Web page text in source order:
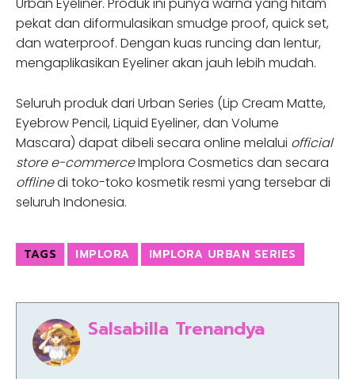
Urban Eyeliner. Produk ini punya warna yang hitam
pekat dan diformulasikan smudge proof, quick set,
dan waterproof. Dengan kuas runcing dan lentur,
mengaplikasikan Eyeliner akan jauh lebih mudah.
Seluruh produk dari Urban Series (Lip Cream Matte,
Eyebrow Pencil, Liquid Eyeliner, dan Volume
Mascara) dapat dibeli secara online melalui official
store e-commerceImplora Cosmetics dan secara
offlinedi toko-toko kosmetik resmi yang tersebar di
seluruh Indonesia.
TAGS IMPLORA IMPLORA URBAN SERIES
Salsabilla Trenandya